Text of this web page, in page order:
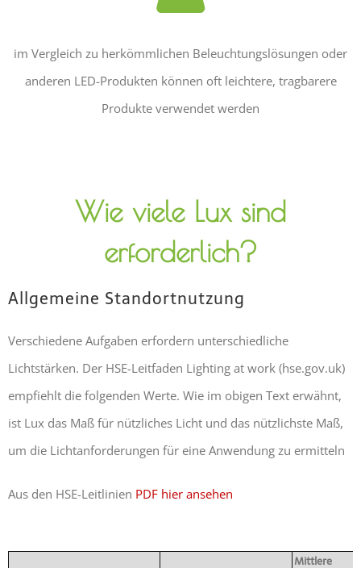
im Vergleich zu herkömmlichen Beleuchtungslösungen oder
anderen LED-Produkten können oft leichtere, tragbarere
Produkte verwendet werden
Wie viele Lux sind
erforderlich?
Allgemeine Standortnutzung
Verschiedene Aufgaben erfordern unterschiedliche
Lichtstärken. Der HSE-Leitfaden Lighting at work (hse.gov.uk)
empfiehlt die folgenden Werte. Wie im obigen Text erwähnt,
ist Lux das Maß für nützliches Licht und das nützlichste Maß,
um die Lichtanforderungen für eine Anwendung zu ermitteln
Aus den HSE-Leitlinien PDF hier ansehen
Mittlere